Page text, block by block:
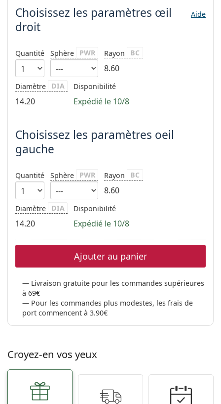
Toutes les marques
Persol
Toutes les marques
Choisissez les paramètres œil
droit
Aide
Quantité Sphère PWR Rayon BC
8.60
Diamètre DIA
14.20
Disponibilité
Expédié le 10/8
Choisissez les paramètres oeil
gauche
Quantité Sphère PWR Rayon BC
8.60
Diamètre DIA
14.20
Disponibilité
Expédié le 10/8
Ajouter au panier
Livraison gratuite pour les commandes supérieures
à 69€
Pour les commandes plus modestes, les frais de
port commencent à 3.90€
Croyez-en vos yeux